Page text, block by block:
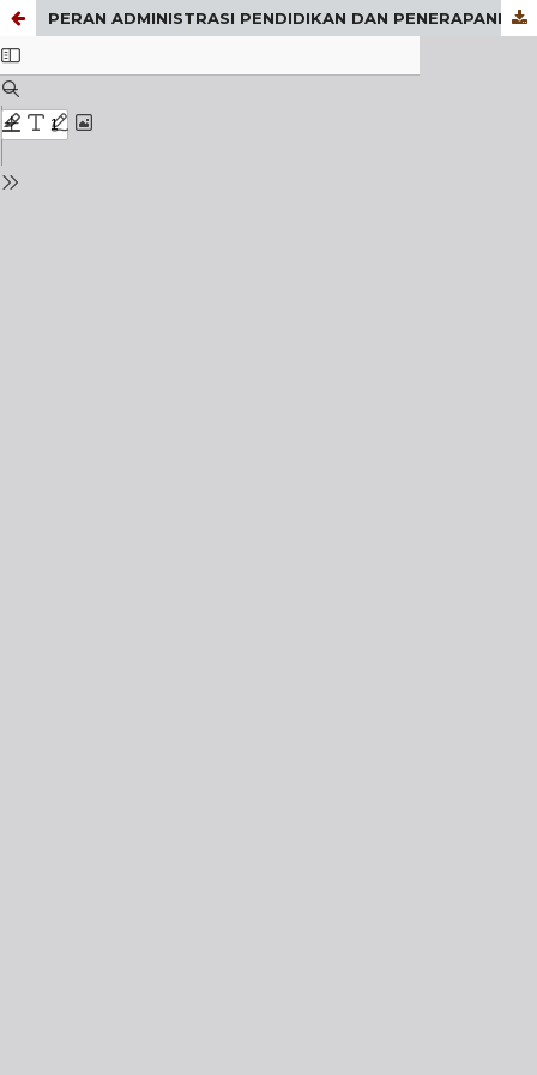
PERAN ADMINISTRASI PENDIDIKAN DAN PENERAPANNYA DALAM UPAYA MENINGKATKAN MUTU PENDIDIKAN